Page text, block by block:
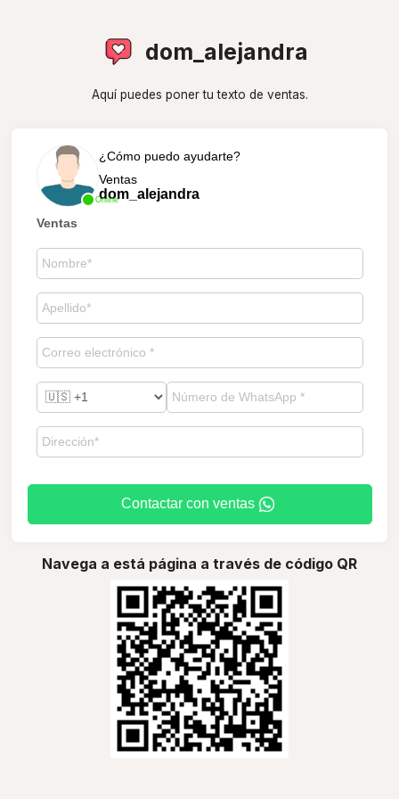
dom_alejandra
Aquí puedes poner tu texto de ventas.
Online
¿Cómo puedo ayudarte?
Ventas
dom_alejandra
Ventas
Contactar con ventas
Navega a está página a través de código QR